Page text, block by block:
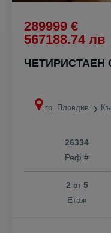
289999 €
567188.74 лв
ЧЕТИРИСТАЕН
гр. Пловдив
26334
Реф #
2 от5
Етаж